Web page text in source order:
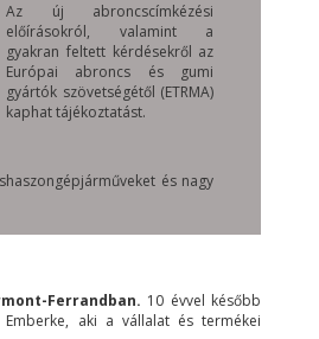
Az új abroncscímkézési
előírásokról, valamint a
gyakran feltett kérdésekről az
Európai abroncs és gumi
gyártók szövetségétől (ETRMA)
kaphat tájékoztatást.
és nagy
Ferrandban. 10 évvel később
aki a vállalat és termékei